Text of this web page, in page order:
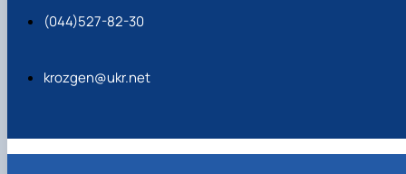
(044)527-82-30
krozgen@ukr.net